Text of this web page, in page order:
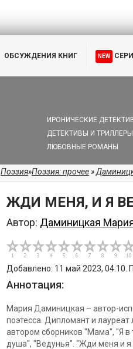
ОБСУЖДЕНИЯ КНИГ NEW
ИРОНИЧЕСКИЕ
ДЕТЕКТИВЫ И ТРИЛЛЕРЫ
ЛЮБОВНЫЕ РОМАНЫ
Поэзия»Поэзия: прочее»
ЖДИ МЕНЯ, И Я
Автор: Даминицкая
Добавлено: 11 май 2023, 04:10.
Аннотация:
Мария Даминицкая – автор-
поэтесса. Дипломант и лауреат
автором сборников "Мама", "Я
душа", "Ведунья". "Жди меня и я